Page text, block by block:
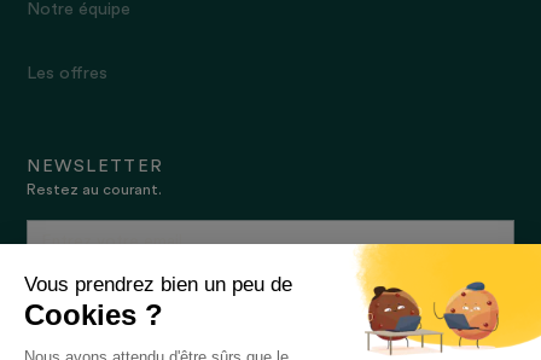
Notre équipe
Les offres
NEWSLETTER
Restez au courant.
En vous inscrivant, vous acceptez notre politique de confidentialité et consentez